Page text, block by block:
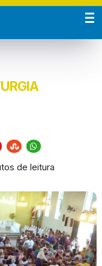
de leitura